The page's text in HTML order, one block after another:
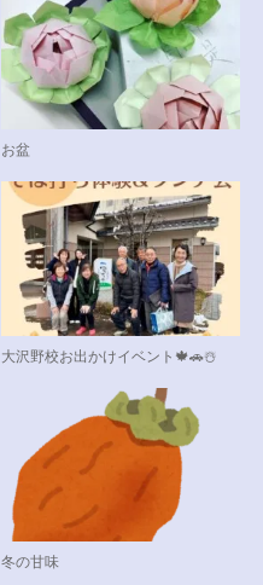
お盆
大沢野校お出かけイベント🍁🚗☃️
冬の甘味